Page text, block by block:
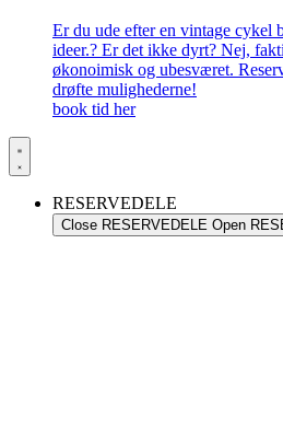
Er du ude efter en vintage cykel
ideer.? Er det ikke dyrt? Nej,
økonoimisk og ubesværet.
drøfte mulighederne!
book tid her
RESERVEDELE
Close RESERVEDELE Open